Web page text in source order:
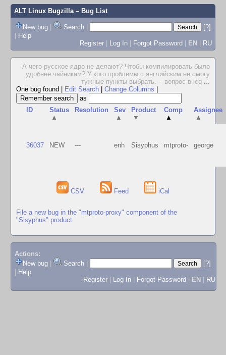
ALT Linux Bugzilla– Bug List
New bug | Search |
[?]
| Help
Register | Log In | Forgot Password | EN | RU
А чего русское ядро не делают? Чтобы компилировать было
удобнее чайникам? У кого проблемы с английским не смогу
тужные пункты выбрать. -- вопрос в icq ...
One bug found
Edit Search Change Columns
as
ID
Status
▲
Resolution
Sev
▲
Product
▼
Comp
▲
Assignee
▲
36037 NEW --- enh Sisyphus mtproto- george
CSV Feed iCal
File a new bug in the "mtproto-proxy" component of the
"Sisyphus" product
Actions:
New bug
Search
[?]
Help
Register
Log In Forgot Password EN RU